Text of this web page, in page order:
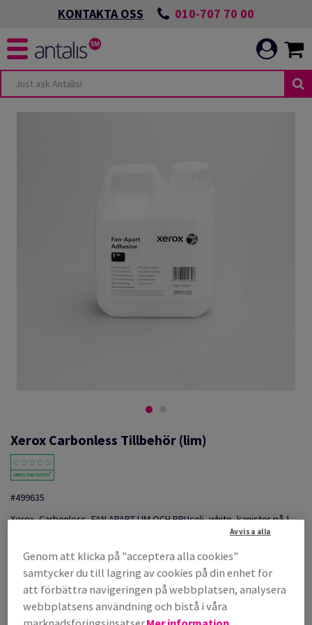
KONTAKTA OSS 010-707 70 00
Xerox Carbonless Tillbehör (lim)
#499635
Xerox, Carbonless, FAN APART LIM OCH BRUcoli, white, kanister på 1
Produktinformation
Tipsa en kollega via e-mail
Listpris
SEK 1 150,80
per 1 Unit(s)
Genom att klicka på "acceptera alla cookies"
samtycker du till lagring av cookies på din enhet för
att förbättra navigeringen på webbplatsen, analysera
webbplatsens användning och bistå i våra
Avvisa alla